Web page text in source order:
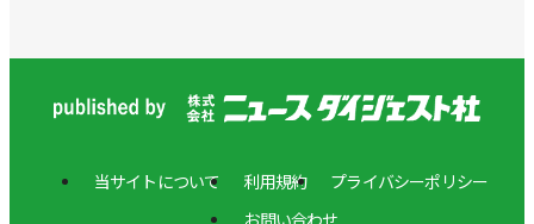
当サイトについて 利用規約
プライバシーポリシー